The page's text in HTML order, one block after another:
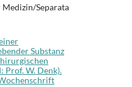
Separata
Substanz
Prof. W. Denk).